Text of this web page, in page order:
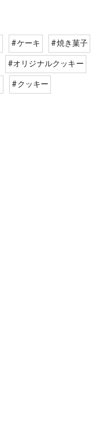
#ケーキ
#焼き菓子
#オリジナルクッキー
#クッキー